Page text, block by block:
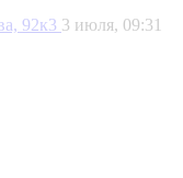
92к3 3 июля, 09:31